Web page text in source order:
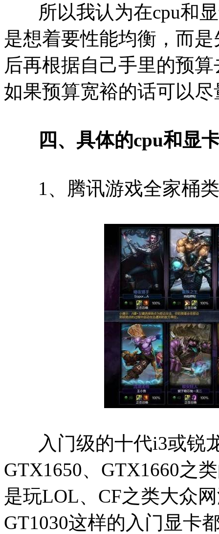
所以我认为在cpu和显
是想着要性能均衡，而
后再根据自己手里的预
如果预算宽裕的话可以
四、具体的cpu和显
1、腾讯游戏全家桶
入门级的十代i3或锐
GTX1650、GTX1660之
是玩LOL、CF之类大众
GT1030这样的入门显卡